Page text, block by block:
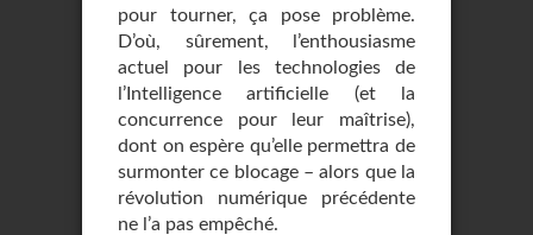
pour tourner, ça pose problème.
D’où, sûrement, l’enthousiasme
actuel pour les technologies de
l’Intelligence artificielle (et la
concurrence pour leur maîtrise),
dont on espère qu’elle permettra de
surmonter ce blocage – alors que la
révolution numérique précédente
ne l’a pas empêché.